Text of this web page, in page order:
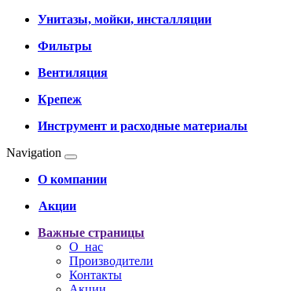
Унитазы, мойки, инсталляции
Фильтры
Вентиляция
Крепеж
Инструмент и расходные материалы
Navigation
О компании
Акции
Важные страницы
О нас
Производители
Контакты